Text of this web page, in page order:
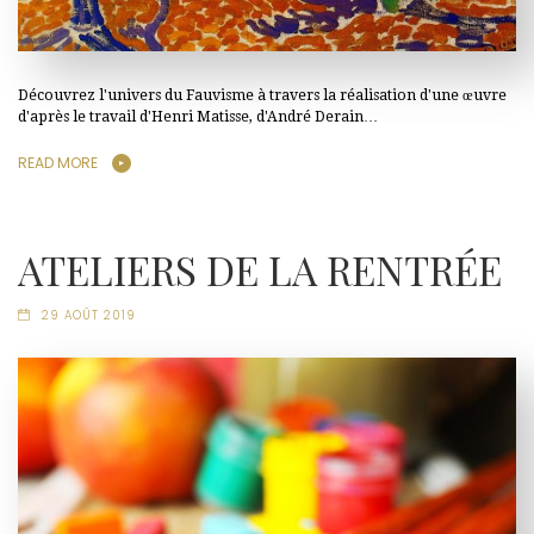
Découvrez l'univers du Fauvisme à travers la réalisation d'une œuvre
d'après le travail d'Henri Matisse, d'André Derain…
READ MORE
ATELIERS DE LA RENTRÉE
29 AOÛT 2019